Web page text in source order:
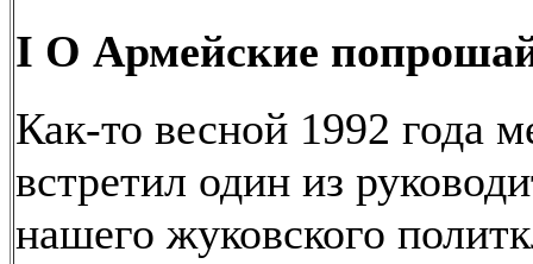
I О Армейские
Как-то весной 1992 года
встретил один из
нашего жуковского